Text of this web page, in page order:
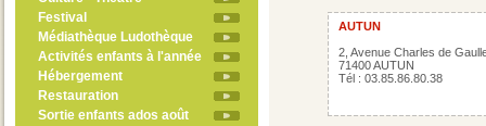
Festival
Médiathèque Ludothèque
Activités enfants à l'année
Hébergement
Restauration
Sortie enfants ados août
AUTUN
2, Avenue Charles de
71400 AUTUN
Tél : 03.85.86.80.38